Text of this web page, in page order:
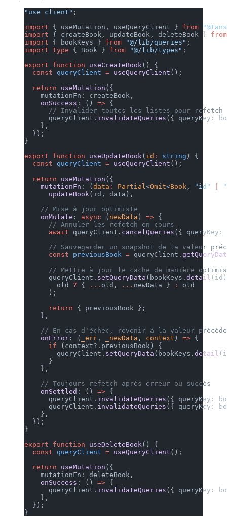
"use client" ;
import { useMutation, useQueryClient } from
import { createBook, updateBook, deleteBook } from
import { bookKeys } from "@/lib/queries" ;
import type { Book } from "@/lib/types" ;
export function useCreateBook() {
  const
queryClient = useQueryClient ();
  return
useMutation ({
    mutationFn: createBook,
    onSuccess
: () => {
// Invalider toutes les listes pour refetch
      queryClient.
invalidateQueries ({ queryKey:
    },
  });
}
export function useUpdateBook( id : string ) {
  const
queryClient = useQueryClient ();
  return
useMutation ({
    mutationFn
: ( data : Partial<Omit<Book , "id"
      updateBook
(id, data),
    // Mise à jour optimiste
    onMutate
: async ( newData ) => {
      // Annuler les refetch en cours
      await
queryClient. cancelQueries ({ queryKey:
// Sauvegarder un snapshot de la valeur
      const
previousBook = queryClient.
// Mettre à jour le cache de manière
      queryClient.
setQueryData (bookKeys. detail
        old
? { ... old, ... newData } :
old
      );
      return
{ previousBook };
    },
// En cas d'échec, revenir à la valeur
    onError
: ( _err , _newData , context ) => {
      if
(context?.previousBook) {
        queryClient.
setQueryData (bookKeys. detail
      }
    },
    // Toujours refetch après erreur ou succès
    onSettled
: () => {
      queryClient.
invalidateQueries ({ queryKey:
      queryClient.
invalidateQueries ({ queryKey:
    },
  });
}
export function useDeleteBook() {
  const
queryClient = useQueryClient ();
  return
useMutation ({
    mutationFn: deleteBook,
    onSuccess
: () => {
      queryClient.
invalidateQueries ({ queryKey:
    },
  });
}